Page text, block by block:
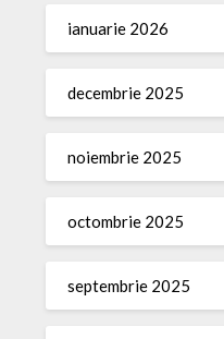
ianuarie 2026
decembrie 2025
noiembrie 2025
octombrie 2025
septembrie 2025